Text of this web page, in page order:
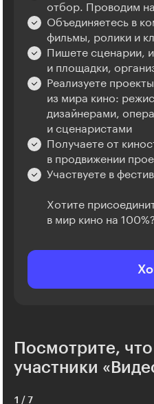
отбор. Проводим
Объединяетесь в
фильмы, ролики и
Пишете сценарии,
и площадки,
Реализуете
из мира кино:
дизайнерами,
и сценаристами
Получаете от
в продвижении
Участвуете в
Хотите
в мир кино на 100%?
Посмотрите,
участники
1 / 7